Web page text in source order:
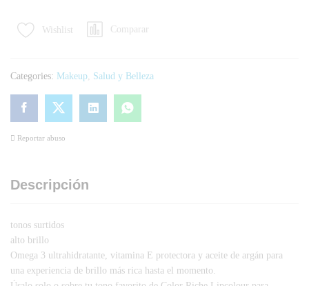
Wishlist Comparar
Categories: Makeup Salud y Belleza
Reportar abuso
Descripción
tonos surtidos
alto brillo
Omega 3 ultrahidratante, vitamina E protectora y aceite de argán para
una experiencia de brillo más rica hasta el momento.